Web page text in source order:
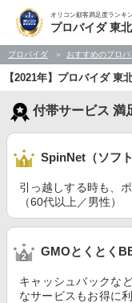
オリコン顧客満足度ランキ
プロバイダ 東北
プロバイダ おすすめのプロ
【2021年】プロバイダ 東
付帯サービス 満
SpinNet（ソフト
引っ越しする時も、
（60代以上／男性）
GMOとくとく
キャッシュバックな
なサービスもお得に